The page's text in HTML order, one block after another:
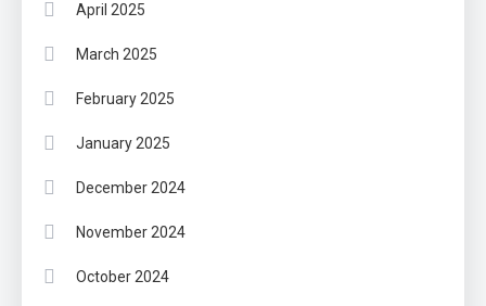
April 2025
March 2025
February 2025
January 2025
December 2024
November 2024
October 2024